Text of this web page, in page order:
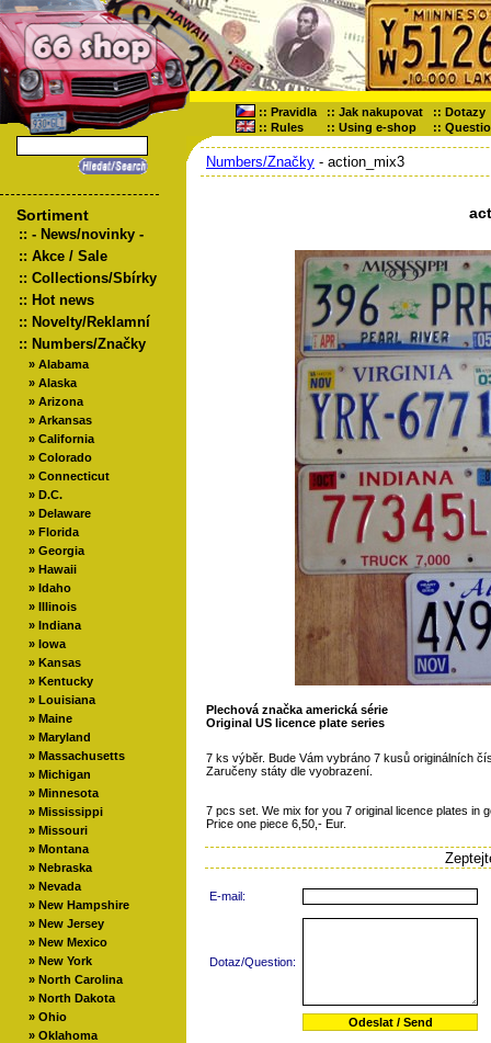
:: Pravidla :: Jak nakupovat :: Dotazy
:: Rules :: Using e-shop ::
Sortiment
:: - News/novinky -
:: Akce / Sale
:: Collections/Sbírky
:: Hot news
:: Novelty/Reklamní
:: Numbers/Značky
» Alabama
» Alaska
» Arizona
» Arkansas
» California
» Colorado
» Connecticut
» D.C.
» Delaware
» Florida
» Georgia
» Hawaii
» Idaho
» Illinois
» Indiana
» Iowa
» Kansas
» Kentucky
» Louisiana
» Maine
» Maryland
» Massachusetts
» Michigan
» Minnesota
» Mississippi
» Missouri
» Montana
» Nebraska
» Nevada
» New Hampshire
» New Jersey
» New Mexico
» New York
» North Carolina
» North Dakota
» Ohio
» Oklahoma
Numbers/Značky - action_mix3
Plechová značka americká série
Original US licence plate series
7 ks výběr. Bude Vám vybráno 7 kusů originálních
Zaručeny státy dle vyobrazení.
7 pcs set. We mix for you 7 original licence plates in
Price one piece 6,50,- Eur.
E-mail:
Dotaz/Question: